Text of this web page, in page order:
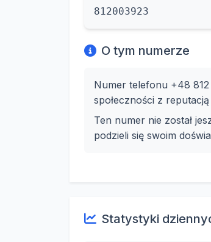
812003923
O tym numerze
Numer telefonu +48 812
społeczności z
Ten numer nie został
podzieli się swoim
Statystyki